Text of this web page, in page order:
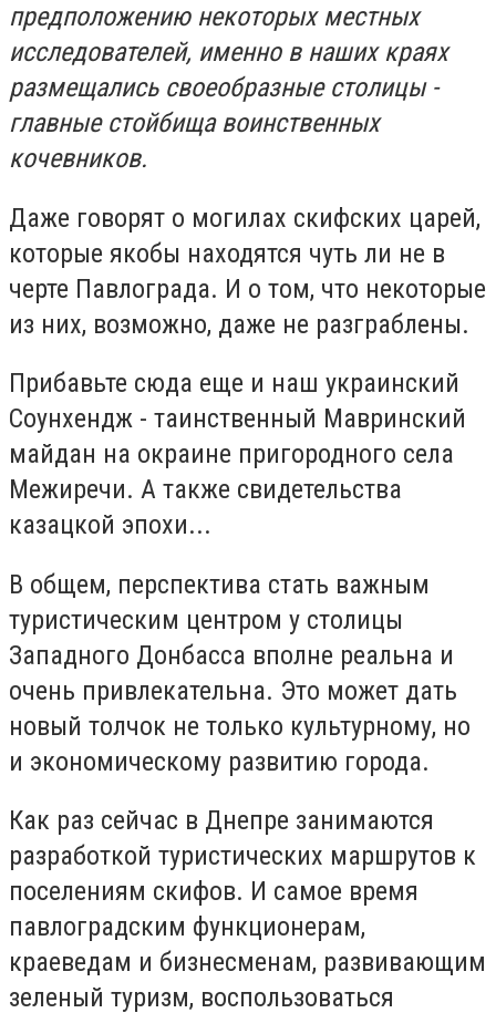
предположению некоторых местных
исследователей, именно в наших краях
размещались своеобразные столицы -
главные стойбища воинственных
кочевников.
Даже говорят о могилах скифских царей,
которые якобы находятся чуть ли не в
черте Павлограда. И о том, что некоторые
из них, возможно, даже не разграблены.
Прибавьте сюда еще и наш украинский
Соунхендж - таинственный Мавринский
майдан на окраине пригородного села
Межиречи. А также свидетельства
казацкой эпохи...
В общем, перспектива стать важным
туристическим центром у столицы
Западного Донбасса вполне реальна и
очень привлекательна. Это может дать
новый толчок не только культурному, но
и экономическому развитию города.
Как раз сейчас в Днепре занимаются
разработкой туристических маршрутов к
поселениям скифов. И самое время
павлоградским функционерам,
краеведам и бизнесменам, развивающим
зеленый туризм, воспользоваться